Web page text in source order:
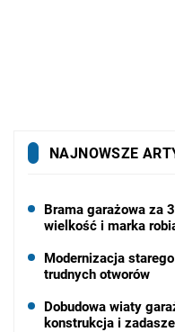
NAJNOWSZE
Brama garażowa za
wielkość i marka
Modernizacja
trudnych otworów
Dobudowa wiaty
konstrukcja i